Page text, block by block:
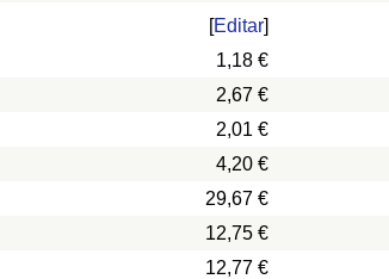
[Editar]
1,18 €
2,67 €
2,01 €
4,20 €
29,67 €
12,75 €
12,77 €